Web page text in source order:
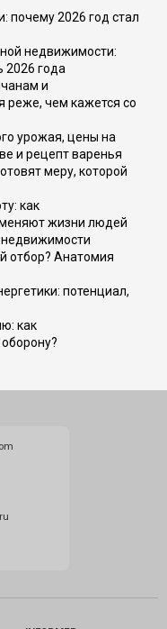
почему 2026 год стал
недвижимости:
2026 года
и
реже, чем кажется со
урожая, цены на
и рецепт варенья
меру, которой
как
жизни людей
недвижимости
отбор? Анатомия
потенциал,
как